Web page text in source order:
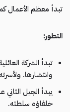
تبدأ معظم الأعمال
التطور:
تبدأ الشركة
وانتشارها.
يبدأ الجيل
خلفاؤه سلطته.